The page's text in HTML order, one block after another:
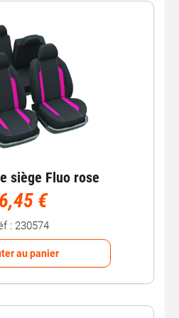
le conducteur et les passagers
de votre voiture ;
à des housses lavables et
housses de siège
adaptées à tous les véhicules
mesure: conçues pour
à votre modèle de véhicule.
: résistantes et
quotidien.
siège Fluo rose
€
: 230574
au panier